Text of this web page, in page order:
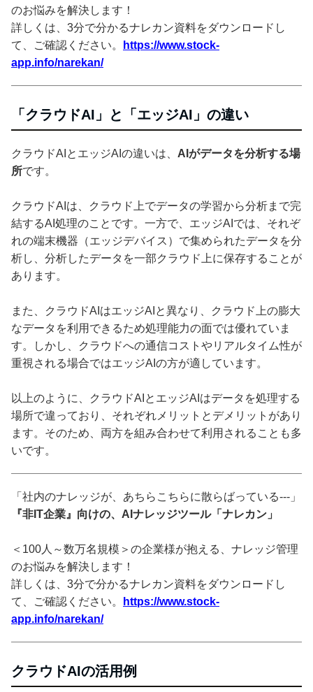
のお悩みを解決します！
詳しくは、3分で分かるナレカン資料をダウンロードし
て、ご確認ください。
https://www.stock-
app.info/narekan/
「クラウドAI」と「エッジAI」の違い
クラウドAIとエッジAIの違いは、 AIがデータを分析する場
所です。
クラウドAIは、クラウド上でデータの学習から分析まで完
結するAI処理のことです。一方で、エッジAIでは、それぞ
れの端末機器（エッジデバイス）で集められたデータを分
析し、分析したデータを一部クラウド上に保存することが
あります。
また、クラウドAIはエッジAIと異なり、クラウド上の膨大
なデータを利用できるため処理能力の面では優れていま
す。しかし、クラウドへの通信コストやリアルタイム性が
重視される場合ではエッジAIの方が適しています。
以上のように、クラウドAIとエッジAIはデータを処理する
場所で違っており、それぞれメリットとデメリットがあり
ます。そのため、両方を組み合わせて利用されることも多
いです。
「社内のナレッジが、あちらこちらに散らばっている---」
『非IT企業』向けの、AIナレッジツール「ナレカン」
＜100人～数万名規模＞の企業様が抱える、ナレッジ管理
のお悩みを解決します！
詳しくは、3分で分かるナレカン資料をダウンロードし
て、ご確認ください。
https://www.stock-
app.info/narekan/
クラウドAIの活用例